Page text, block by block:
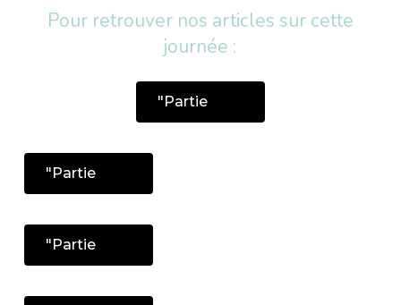
Pour retrouver nos articles sur cette
journée :
"Partie
"Partie
"Partie